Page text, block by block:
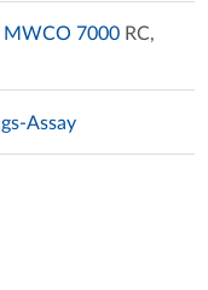
MWCO 7000 RC,
Assay